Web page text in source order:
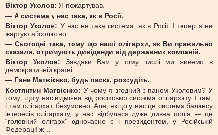
Віктор Уколов: Я пожартував.
— А система у нас така, як в Росії.
Віктор Уколов: У нас не така система, як в Росії. І тепер я не
жартую абсолютно.
— Сьогодні така, тому що наші олігархи, як Ви правильно
сказали, отримують дивіденди від державних компаній.
Віктор Уколов: Завдяки Вам у тому числі ми живемо в
демократичній країні.
— Пане Матвієнко, будь ласка, розсудіть.
Костянтин Матвієнко: У чому я згодний з паном Уколовим? У
тому, що у нас відмінна від російської система олігархату. І там,
і там олігархат, безумовно. Але, якщо у нас це система балансу
інтересів олігархату, у нас відбулася дуже дивна подія — це
“головний олігарх” одночасно є і президентом, у Російській
Федерації ж…